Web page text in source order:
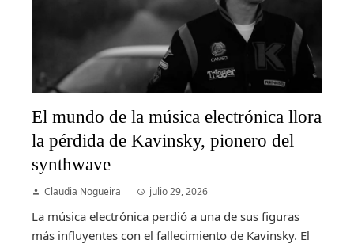
El mundo de la música electrónica llora
la pérdida de Kavinsky, pionero del
synthwave
Claudia Nogueira julio 29, 2026
La música electrónica perdió a una de sus figuras
más influyentes con el fallecimiento de Kavinsky. El